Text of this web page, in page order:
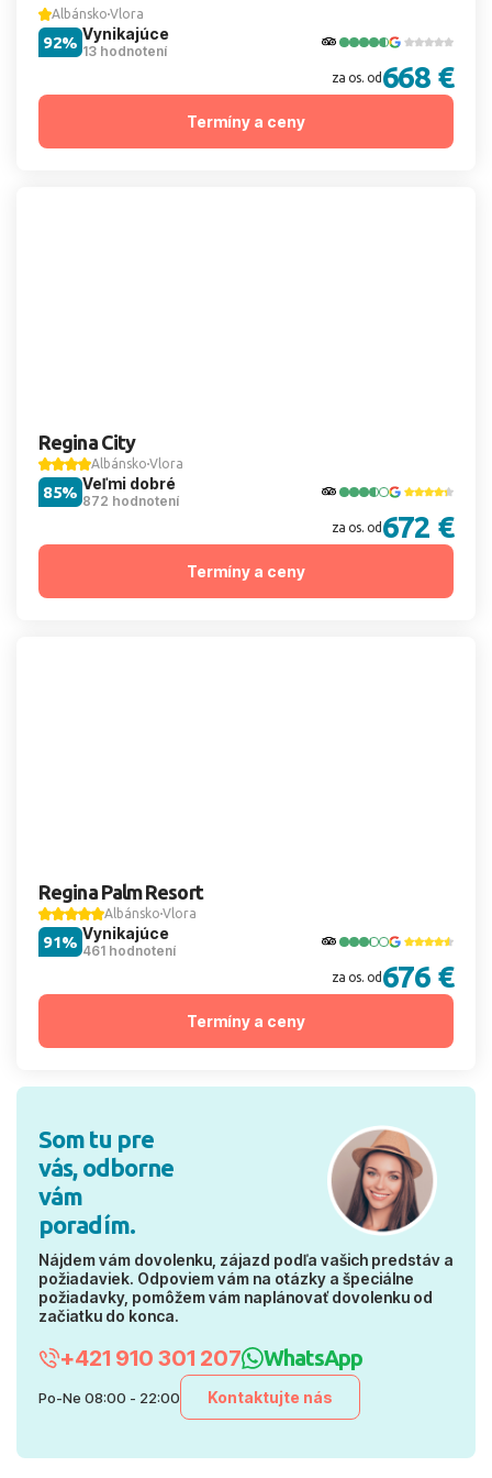
Albánsko Vlora
Vynikajúce
13 hodnotení
92%
za os. od 668 €
Termíny a ceny
Regina City
Albánsko Vlora
Veľmi dobré
872 hodnotení
85%
za os. od 672 €
Termíny a ceny
Regina Palm Resort
Albánsko Vlora
Vynikajúce
461 hodnotení
91%
za os. od 676 €
Termíny a ceny
Som tu pre
vás, odborne
vám
poradím.
Nájdem vám dovolenku, zájazd podľa vašich predstáv a
požiadaviek. Odpoviem vám na otázky a špeciálne
požiadavky, pomôžem vám naplánovať dovolenku od
začiatku do konca.
+421 910 301 207 WhatsApp
Po-Ne 08:00 - 22:00 Kontaktujte nás